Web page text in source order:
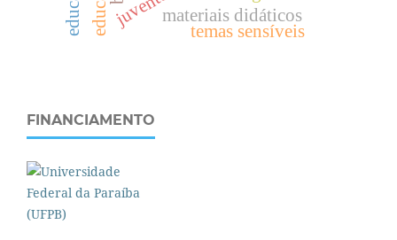
materiais didáticos
temas sensíveis
FINANCIAMENTO